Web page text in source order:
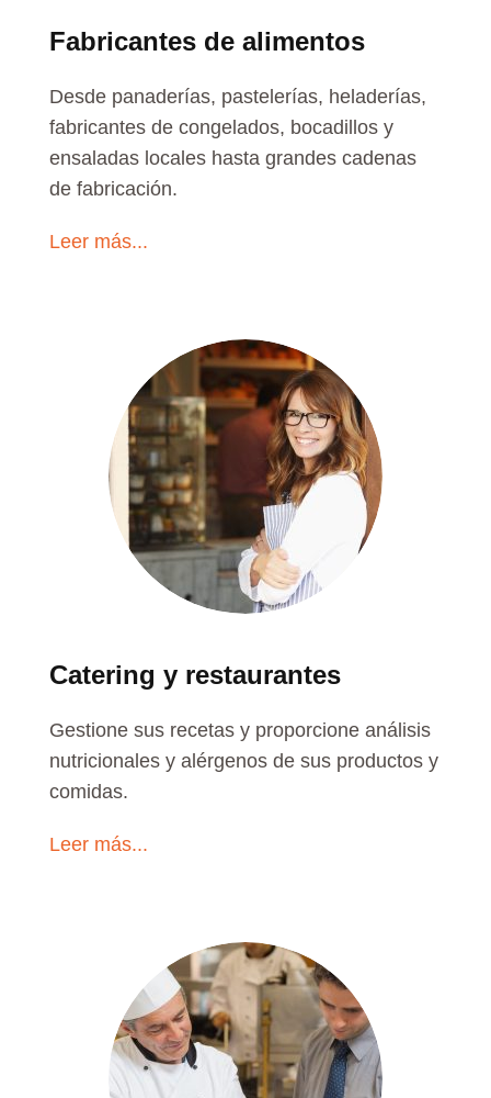
Fabricantes de alimentos
Desde panaderías, pastelerías, heladerías,
fabricantes de congelados, bocadillos y
ensaladas locales hasta grandes cadenas
de fabricación.
Leer más...
Catering y restaurantes
Gestione sus recetas y proporcione análisis
nutricionales y alérgenos de sus productos y
comidas.
Leer más...